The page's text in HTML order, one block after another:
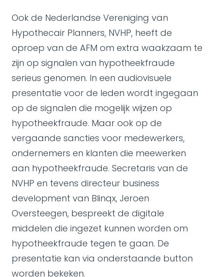
Ook de Nederlandse Vereniging van
Hypothecair Planners, NVHP, heeft de
oproep van de AFM om extra waakzaam te
zijn op signalen van hypotheekfraude
serieus genomen. In een audiovisuele
presentatie voor de leden wordt ingegaan
op de signalen die mogelijk wijzen op
hypotheekfraude. Maar ook op de
vergaande sancties voor medewerkers,
ondernemers en klanten die meewerken
aan hypotheekfraude. Secretaris van de
NVHP en tevens directeur business
development van Blinqx, Jeroen
Oversteegen, bespreekt de digitale
middelen die ingezet kunnen worden om
hypotheekfraude tegen te gaan. De
presentatie kan via onderstaande button
worden bekeken.